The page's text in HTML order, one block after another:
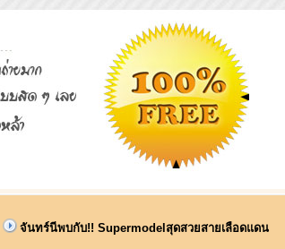
จันทร์นีพบกับ!! Supermodelสุดสวยสายเลือดแดน